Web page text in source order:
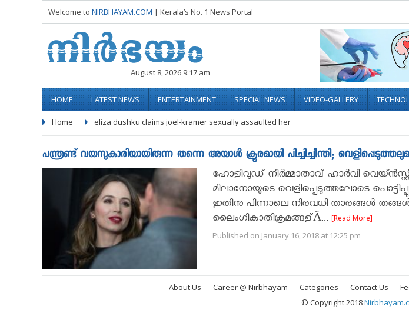
Welcome to NIRBHAYAM.COM | Kerala’s No. 1 News Portal
August 8, 2026 9:17 am
HOME LATEST NEWS ENTERTAINMENT SPECIAL NEWS VIDEO-GALLERY
Home eliza dushku claims joel-kramer sexually assaulted her
പന്ത്രണ്ട് വയസുകാരിയായിരുന്ന തന്നെ അയാള്‍ ക്രൂരമായി പിച്ചിച്ചീന്തി;
ഹോളിവുഡ് നിര്‍മ്മാതാവ് ഹാര്‍വി
മിലാനോയുടെ വെളിപ്പെടുത്തലോടെ
ഇതിനു പിന്നാലെ നിരവധി താരങ്ങള്‍
ലൈംഗികാതിക്രമങ്ങള്Ȁ... [Read More]
Published on January 16, 2018 at 12:25 pm
About Us Career @ Nirbhayam Categories Contact Us
© Copyright 2018